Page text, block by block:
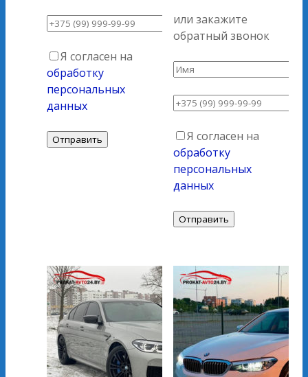
Я согласен на
обработку
персональных
данных
или закажите
обратный звонок
Я согласен на
обработку
персональных
данных